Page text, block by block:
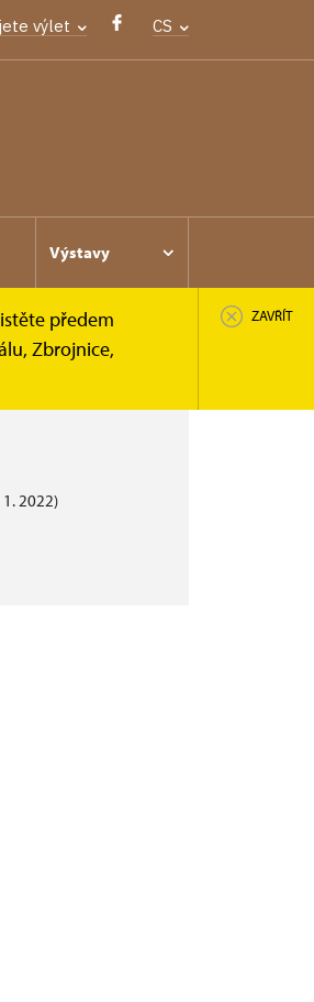
výlet CS
Výstavy
předem
Zbrojnice,
ZAVŘÍT
2022)